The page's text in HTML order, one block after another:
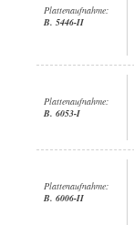
Plattenaufnahme:
B. 5446-II
Plattenaufnahme:
B. 6053-I
Plattenaufnahme:
B. 6006-II